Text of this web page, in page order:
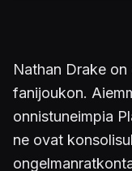
Nathan Drake
fanijoukon.
onnistuneimpia
ne ovat